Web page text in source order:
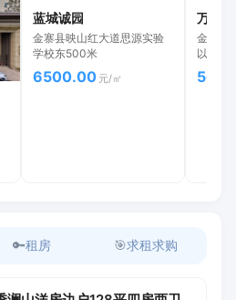
蓝城诚园
金寨县映山红大道思源实验
学校东500米
6500.00 元/㎡
万树
金寨现
以西，
🔑租房 🎯求租求购